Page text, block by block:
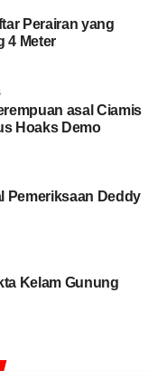
Perairan yang
4 Meter
asal Ciamis
Hoaks Demo
Pemeriksaan Deddy
Kelam Gunung